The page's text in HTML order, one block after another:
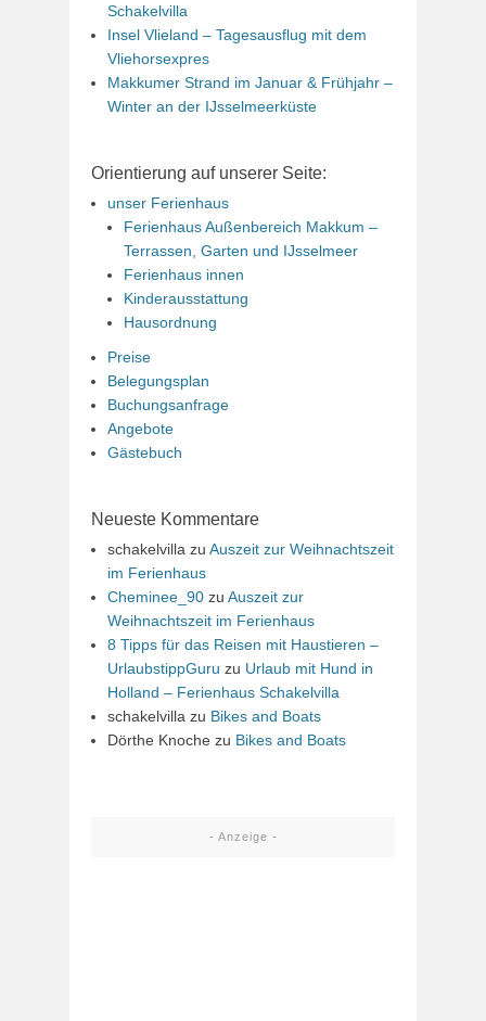
Schakelvilla
Insel Vlieland – Tagesausflug mit dem
Vliehorsexpres
Makkumer Strand im Januar & Frühjahr –
Winter an der IJsselmeerküste
Orientierung auf unserer Seite:
unser Ferienhaus
Ferienhaus Außenbereich Makkum –
Terrassen, Garten und IJsselmeer
Ferienhaus innen
Kinderausstattung
Hausordnung
Preise
Belegungsplan
Buchungsanfrage
Angebote
Gästebuch
Neueste Kommentare
schakelvilla zu Auszeit zur Weihnachtszeit
im Ferienhaus
Cheminee_90 zu Auszeit zur
Weihnachtszeit im Ferienhaus
8 Tipps für das Reisen mit Haustieren –
UrlaubstippGuru zu Urlaub mit Hund in
Holland – Ferienhaus Schakelvilla
schakelvilla zu Bikes and Boats
Dörthe Knoche zu Bikes and Boats
- Anzeige -